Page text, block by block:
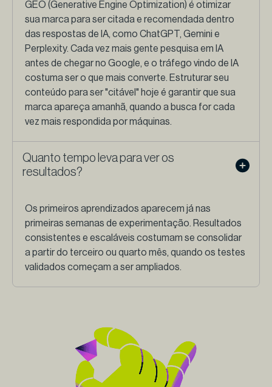
GEO (Generative Engine Optimization) é otimizar
sua marca para ser citada e recomendada dentro
das respostas de IA, como ChatGPT, Gemini e
Perplexity. Cada vez mais gente pesquisa em IA
antes de chegar no Google, e o tráfego vindo de IA
costuma ser o que mais converte. Estruturar seu
conteúdo para ser "citável" hoje é garantir que sua
marca apareça amanhã, quando a busca for cada
vez mais respondida por máquinas.
Quanto tempo leva para ver os
resultados?
Os primeiros aprendizados aparecem já nas
primeiras semanas de experimentação. Resultados
consistentes e escaláveis costumam se consolidar
a partir do terceiro ou quarto mês, quando os testes
validados começam a ser ampliados.